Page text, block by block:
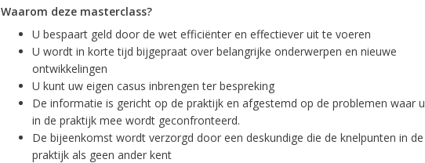
Waarom deze masterclass?
U bespaart geld door de wet efficiënter en effectiever uit te voeren
U wordt in korte tijd bijgepraat over belangrijke onderwerpen en nieuwe
ontwikkelingen
U kunt uw eigen casus inbrengen ter bespreking
De informatie is gericht op de praktijk en afgestemd op de problemen waar u
in de praktijk mee wordt geconfronteerd.
De bijeenkomst wordt verzorgd door een deskundige die de knelpunten in de
praktijk als geen ander kent